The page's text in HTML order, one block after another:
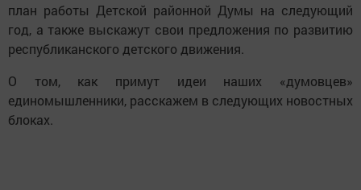
план работы Детской районной Думы на следующий
год, а также выскажут свои предложения по развитию
республиканского детского движения.
О том, как примут идеи наших «думовцев»
единомышленники, расскажем в следующих новостных
блоках.